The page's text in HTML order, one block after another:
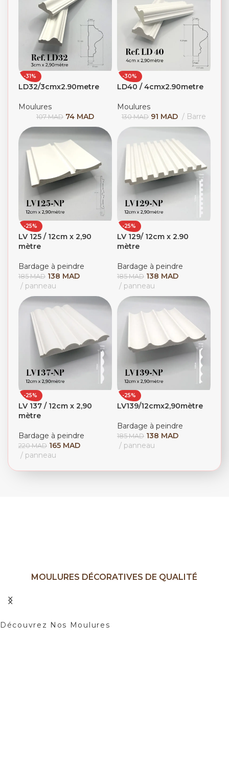
-31%
LD32/3cmx2.90metre
Moulures
107MAD 74 MAD
-30%
LD40 / 4cmx2.90metre
Moulures
130MAD 91 MAD Barre
-25%
LV 125 / 12cm x 2,90
mètre
Bardage à peindre
185MAD 138 MAD
panneau
-25%
LV 129/ 12cm x 2.90
mètre
Bardage à peindre
185MAD 138 MAD
panneau
-25%
LV 137 / 12cm x 2,90
mètre
Bardage à peindre
220MAD 165 MAD
panneau
-25%
LV139/12cmx2,90mètre
Bardage à peindre
185MAD 138 MAD
panneau
MOULURES DÉCORATIVES DE QUALITÉ
Découvrez Nos Moulures